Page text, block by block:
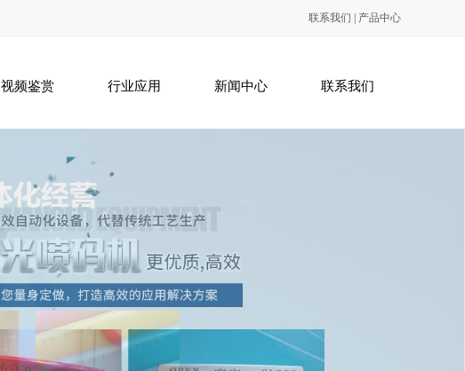
联系我们 产品中心
视频鉴赏 行业应用 新闻中心 联系我们